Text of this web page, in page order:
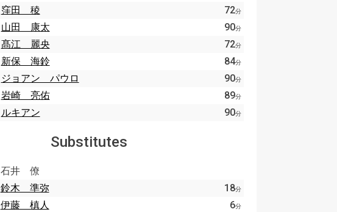
窪田 稜 72分
山田 康太 90分
髙江 麗央 72分
新保 海鈴 84分
ジョアン パウロ 90分
岩崎 亮佑 89分
ルキアン 90分
Substitutes
石井 僚
鈴木 準弥 18分
伊藤 槙人 6分